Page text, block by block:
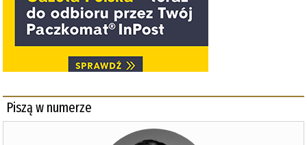
Piszą w numerze